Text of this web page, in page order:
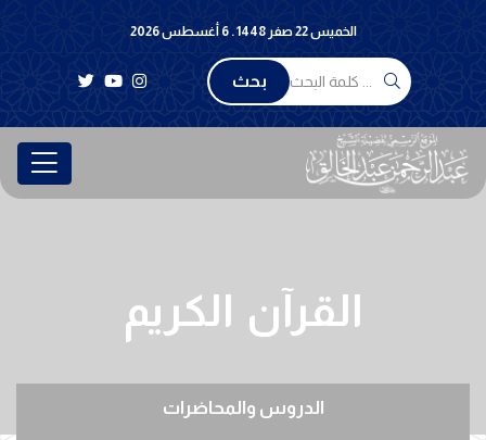
الخميس 22 صفر 1448 . 6 أغسطس 2026
بحث
القرآن الكريم
الدروس والمحاضرات